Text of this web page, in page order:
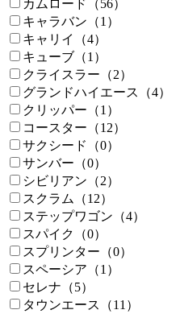
カムロード（56）
キャラバン（1）
キャリイ（4）
キューブ（1）
クライスラー（2）
グランドハイエース（4）
クリッパー（1）
コースター（12）
サクシード（0）
サンバー（0）
シビリアン（2）
スクラム（12）
ステップワゴン（4）
スパイク（0）
スプリンター（0）
スペーシア（1）
セレナ（5）
タウンエース（11）